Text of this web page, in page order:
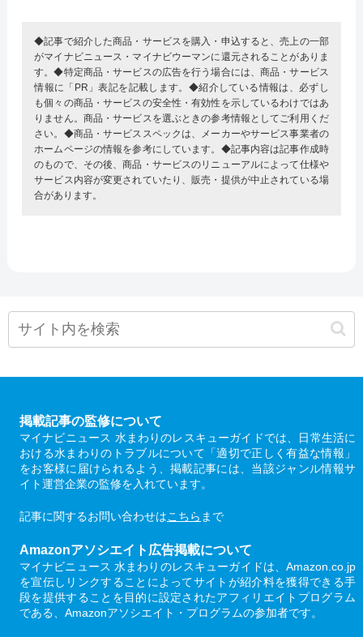
◆記事で紹介した商品・サービスを購入・申込すると、売上の一部
がマイナビニュース・マイナビウーマンに還元されることがありま
す。◆特定商品・サービスの広告を行う場合には、商品・サービス
情報に「PR」表記を記載します。◆紹介している情報は、必ずし
も個々の商品・サービスの安全性・有効性を示しているわけではあ
りません。商品・サービスを選ぶときの参考情報としてご利用くだ
さい。◆商品・サービススペックは、メーカーやサービス事業者の
ホームページの情報を参考にしています。◆記事内容は記事作成時
のもので、その後、商品・サービスのリニューアルによって仕様や
サービス内容が変更されていたり、販売・提供が中止されている場
合があります。
掲載記事の監修について
マイナビニュース 水まわりのレスキューガイドでは、日常生活に
おける水まわりのトラブルについて「適切で正しく有益な情報」
をお客様に届けられるよう、掲載記事には、当該ジャンル情報サ
イト運営企業の監修を入れています。
記事に関するお問い合わせはこちら まで
Amazonアソシエイト広告掲載について
マイナビニュース 水まわりのレスキューガイドは、Amazon.co.jp
を宣伝しリンクすることによってサイトが紹介料を獲得できる手
段を提供することを目的に設定されたアフィリエイトプログラム
である、Amazonアソシエイト・プログラムの参加者です。